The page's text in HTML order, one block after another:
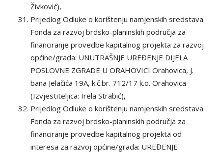
Živković),
Prijedlog Odluke o korištenju namjenskih sredstava
Fonda za razvoj brdsko-planinskih područja za
financiranje provedbe kapitalnog projekta za razvoj
općine/grada: UNUTRAŠNJE UREĐENJE DIJELA
POSLOVNE ZGRADE U ORAHOVICI Orahovica, J.
bana Jelačića 19A, k.č.br. 712/17 k.o. Orahovica
(Izvjestiteljica: Irela Strabić),
Prijedlog Odluke o korištenju namjenskih sredstava
Fonda za razvoj brdsko-planinskih područja za
financiranje provedbe kapitalnog projekta od
interesa za razvoj općine/grada: UREĐENJE